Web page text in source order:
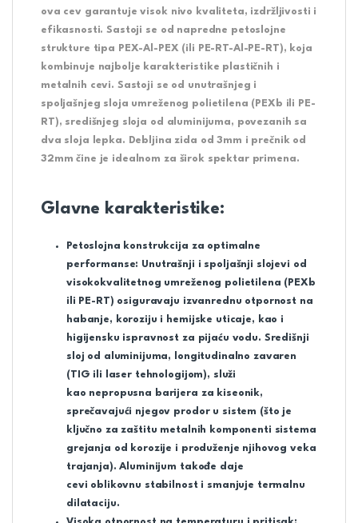
ova cev garantuje visok nivo kvaliteta, izdržljivosti i
efikasnosti. Sastoji se od napredne petoslojne
strukture tipa
PEX-Al-PEX (ili PE-RT-Al-PE-RT), koja
kombinuje najbolje karakteristike plastičnih i
metalnih cevi. Sastoji se od unutrašnjeg i
spoljašnjeg sloja umreženog polietilena (PEXb ili PE-
RT), središnjeg sloja od aluminijuma, povezanih sa
dva sloja lepka. Debljina zida od 3mm i prečnik od
32mm čine je idealnom za širok spektar primena.
Glavne karakteristike:
Petoslojna konstrukcija za optimalne
performanse: Unutrašnji i spoljašnji slojevi od
visokokvalitetnog umreženog polietilena (PEXb
ili PE-RT) osiguravaju izvanrednu otpornost na
habanje, koroziju i hemijske uticaje, kao i
higijensku ispravnost za pijaću vodu. Središnji
sloj od aluminijuma, longitudinalno zavaren
(TIG ili laser tehnologijom), služi
kao nepropusna barijera za kiseonik,
sprečavajući njegov prodor u sistem (što je
ključno za zaštitu metalnih komponenti sistema
grejanja od korozije i produženje njihovog veka
trajanja). Aluminijum takođe daje
cevi oblikovnu stabilnosti smanjuje termalnu
dilataciju.